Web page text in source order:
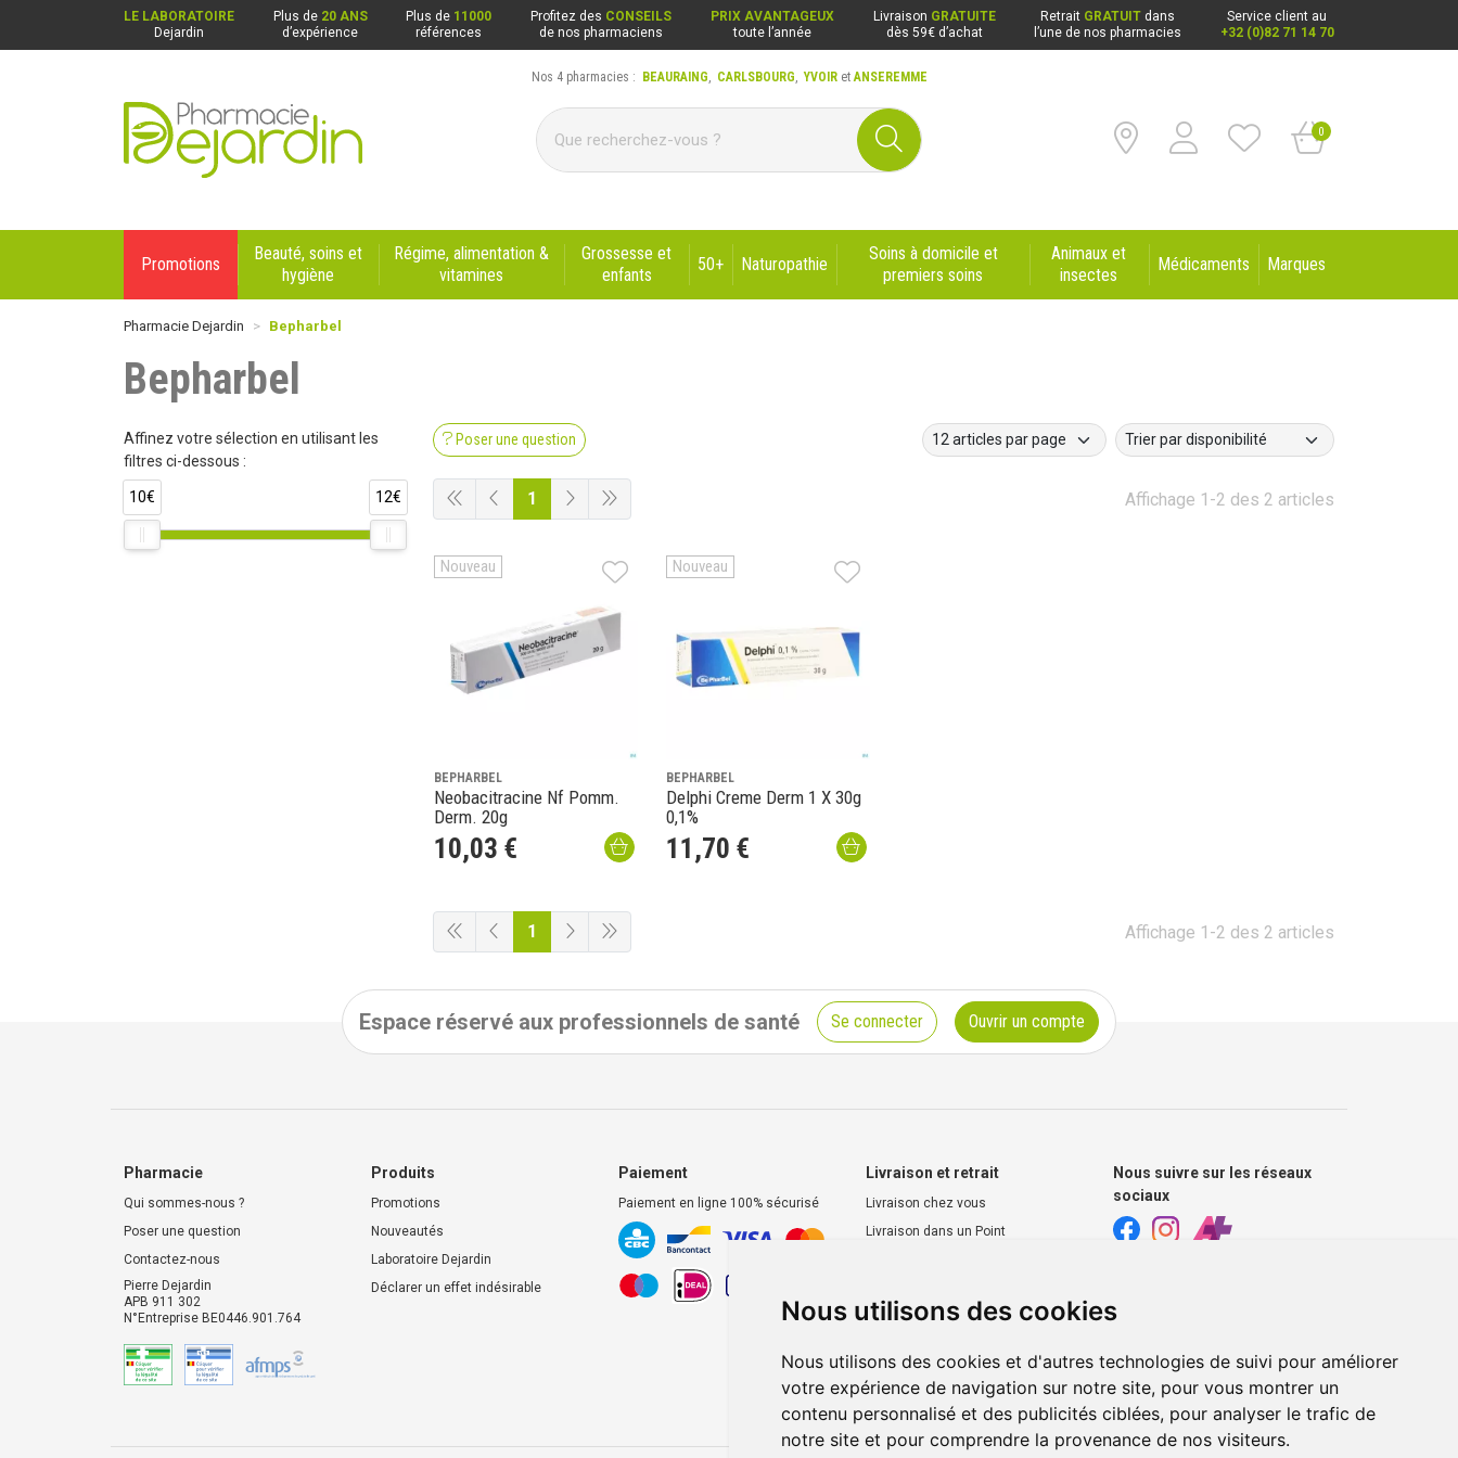
Nous utilisons des cookies
Nous utilisons des cookies et d'autres technologies de suivi pour améliorer
votre expérience de navigation sur notre site, pour vous montrer un
contenu personnalisé et des publicités ciblées, pour analyser le trafic de
notre site et pour comprendre la provenance de nos visiteurs.
LE LABORATOIRE
Dejardin
Plus de 20 ANS
d’expérience
Plus de 11000
références
Profitez des CONSEILS
de nos pharmaciens
PRIX AVANTAGEUX
toute l’année
Livraison GRATUITE
dès 59€ d’achat
Retrait GRATUIT dans
l’une de nos pharmacies
Service client au
+32 (0)82 71 14 70
Pharmacie Dejardin Nos 4 pharmacies : Beauraing, Carlsbourg, Yvoir, Anseremme
0
Nos 4 pharmacies : BEAURAING, CARLSBOURG,YVOIRetANSEREMME
Promotions
Beauté, soins et
hygiène
Régime, alimentation &
vitamines
Grossesse et
enfants
50+ Naturopathie
Soins à domicile et
premiers soins
Animaux et
insectes
Médicaments Marques
Pharmacie Dejardin Bepharbel
Bepharbel
Poser une question
Affichage 1-2 des 2 articles
1
Nouveau
BEPHARBEL
Neobacitracine Nf Pomm.
Derm. 20g
10,03 €
Nouveau
BEPHARBEL
Delphi Creme Derm 1 X 30g
0,1%
11 ,70 €
Affichage 1-2 des 2 articles
1
Affinez votre sélection en utilisant les
filtres ci-dessous :
10€ 12€
Espace réservé aux professionnels de santé Se connecter Ouvrir un compte
Pharmacie
Qui sommes-nous ?
Poser une question
Contactez-nous
Pierre Dejardin
APB 911 302
N°Entreprise BE0446.901.764
Produits
Promotions
Nouveautés
Laboratoire Dejardin
Déclarer un effet indésirable
Paiement
Paiement en ligne 100% sécurisé
Livraison et retrait
Livraison chez vous
Livraison dans un Point
Retrait en casiers extérieurs
Nous suivre sur les réseaux
sociaux